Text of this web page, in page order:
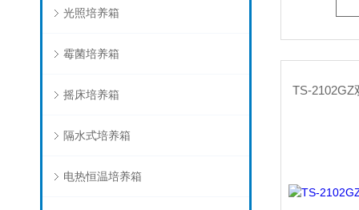
光照培养箱
霉菌培养箱
摇床培养箱
隔水式培养箱
电热恒温培养箱